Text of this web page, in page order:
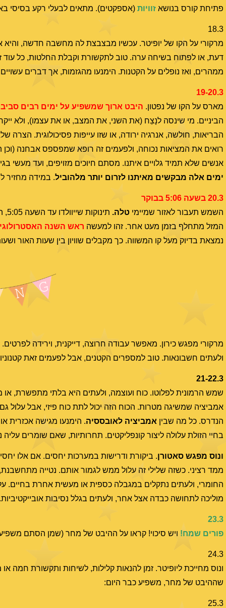
פתיחת קורס בנושא זוויות (אספקטים). מתאים לבעלי רקע בסיסי
18.3
מרקורי על הקו של יופיטר. עכשיו מבצבצת לה מחשבה חדשה, והיא
דעת, או לפתוח בשיחה ערה. טוב לתקשורת וקבלת החלטות, כל
ממהרים, ואז נופלים על הקטנות. הימנעו מהגזמות, אך דברים
19-20.3
מארס על הקו של נפטון. היבט ארוך שמשפיע על ימים רבים סביב
הביניים. מי שינסה לנָצֵח (את השני, את המצב, או את עצמו), ולא
הבריאות, חולשה, אנרגיה ירודה, או שזו עייפות פסיכולוגית.
רואים את המציאות נכוחה, ולפעמים זה רופא שמפספס אבחנה
אנשים שלא תמיד גלויים איתנו. מסתם חיוכים מזויפים, ועד מעשי
ימים אלה מבקשים מאיתנו לזרום יותר מלהוביל. במידה מחזיר
20.3 בשעה 5:06 בבוקר
השמש תעבור לאזור שמיימי טלה.
המזל מתחלף בזמן מעט אחר. זהו למעשה ראש השנה האסטרולוגי
נמצאת בדיוק מעל קו המשווה. כך מקבלים שוויון בין שעות האור ושעות חושך (12), ומכאן
מרקורי מפגש כירון. מאפשר עבודה חרוצה, דייקנית, וירידה
ולעתים חשבונאות. טוב למספרים הקטנים, אבל לפעמים זאת
21-22.3
שמש הרמונית לפלוטו. כוח ועוצמה, ולעתים היא בלתי מתפשרת,
אמביציה שמשיגה מטרות. הכוח הזה יכול לתת כוח פיזי, אבל עלול
הנדרס. כל מה שבין אמביציה לאובססיה. הימנעו מגישה אכזרית
בחיי הזולת עלולה ליצור קונפליקטים. תחרותיות, שאם שומרים
ונוס מפגש סאטורן. ביקורת ודרישות במערכות יחסים. אם אלו
ממד רציני. כשזה שלילי זה עלול ממש לגמור אותם. נטייה
החומרי, ולעתים נתקלים במגבלה כספית או מעשית אחרת
מוליכה לתחושה כבדה אצל אחר, ולעתים בגלל נסיבות
23.3
פורים שמח! ויש סיכוי! קראו על ההיבט של מחר (שמן הסתם
24.3
ונוס מחייכת ליופיטר. זמן להנאות קלילות, לשיחות ותקשורת חמה
שההיבט של מחר, משפיע כבר היום:
25.3